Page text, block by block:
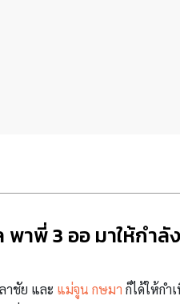
าพี่ 3 ออ มาให้กำลั
าชัย และ แม่จูน กษมา ก็ได้ให้กำ